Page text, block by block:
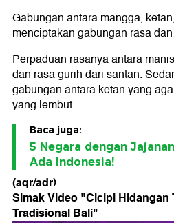
Gabungan antara mangga,
menciptakan gabungan rasa
Perpaduan rasanya antara
dan rasa gurih dari santan.
gabungan antara ketan yang
yang lembut.
Baca juga:
5 Negara dengan
Ada Indonesia!
(aqr/adr)
Simak Video "Cicipi Hidangan
Tradisional Bali"